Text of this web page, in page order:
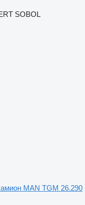
SOBOL
MAN TGM 26.290